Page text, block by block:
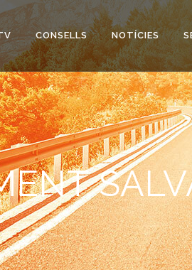
CONSELLS NOTÍCIES